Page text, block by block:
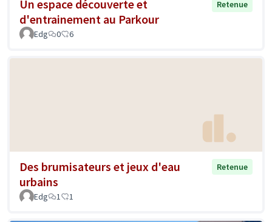
Un espace découverte et
d'entrainement au Parkour
Retenue
Edg 0 6
Des brumisateurs et jeux d'eau
urbains
Retenue
Edg 1 1